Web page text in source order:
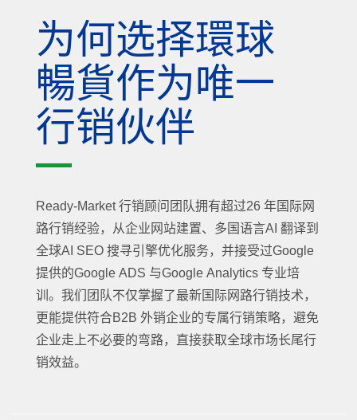
为何选择環球
暢貨作为唯一
行销伙伴
Ready-Market 行销顾问团队拥有超过26 年国际网
路行销经验，从企业网站建置、多国语言AI 翻译到
全球AI SEO 搜寻引擎优化服务，并接受过Google
提供的Google ADS 与Google Analytics 专业培
训。我们团队不仅掌握了最新国际网路行销技术，
更能提供符合B2B 外销企业的专属行销策略，避免
企业走上不必要的弯路，直接获取全球市场长尾行
销效益。